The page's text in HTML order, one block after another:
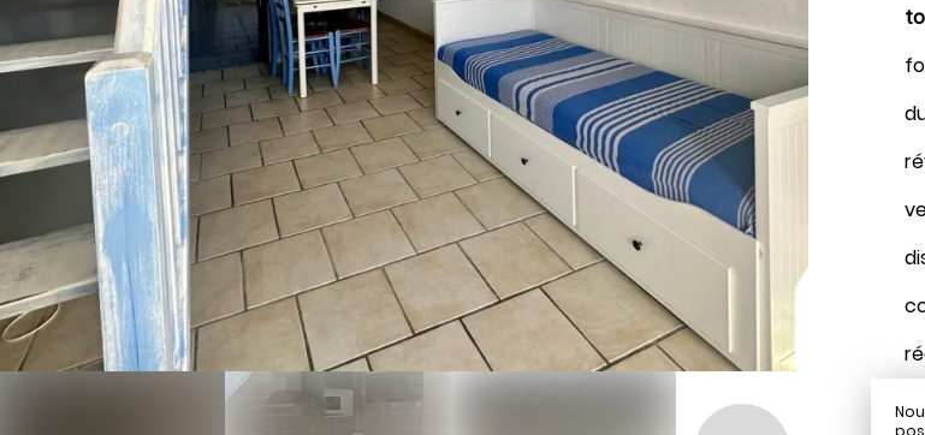
meilleur prix, en passant
directement par notre site
internet ou par téléphone.
Contactez-nous pour tout
connaître de notre hôtel aux
Saintes-Maries-de-la-Mer.